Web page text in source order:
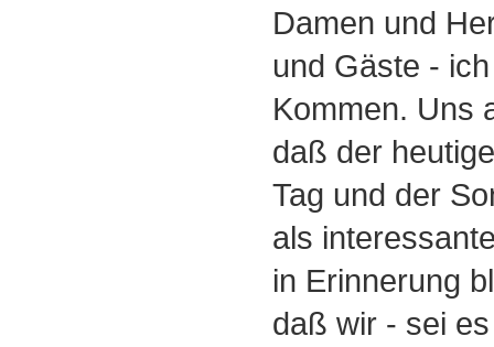
Damen und
und Gäste -
Kommen. Uns
daß der
Tag und der
als
in Erinnerung
daß wir - sei